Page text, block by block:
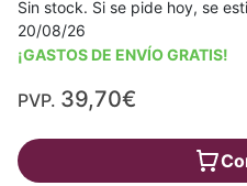
Sin stock. Si se pide hoy, se
20/08/26
¡GASTOS DE ENVÍO GRATIS!
PVP. 39,70€